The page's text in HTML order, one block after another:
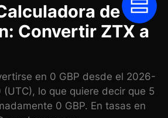
de
Convertir ZTX a
en 0 GBP desde el 2026-
lo que quiere decir que 5
0 GBP. En tasas en